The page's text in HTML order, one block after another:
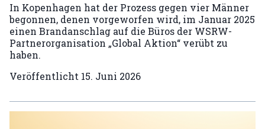
In Kopenhagen hat der Prozess gegen vier Männer
begonnen, denen vorgeworfen wird, im Januar 2025
einen Brandanschlag auf die Büros der WSRW-
Partnerorganisation „Global Aktion“ verübt zu
haben.
Veröffentlicht 15. Juni 2026